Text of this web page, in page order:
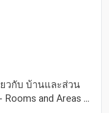
วกับ บ้านและส่วน
and Areas of